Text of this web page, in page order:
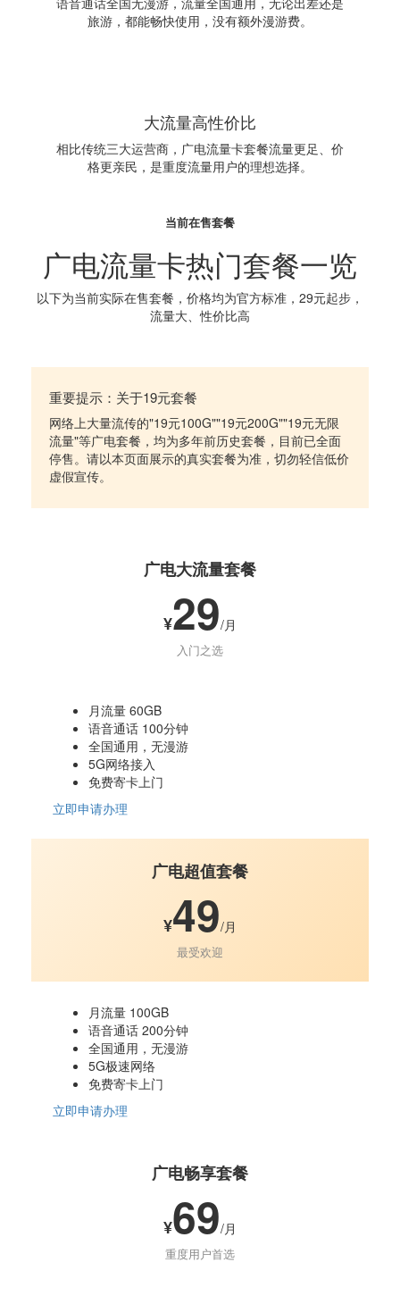
旅游，都能畅快使用，没有额外漫游费。
大流量高性价比
相比传统三大运营商，广电流量卡套餐流量更足、价
格更亲民，是重度流量用户的理想选择。
当前在售套餐
广电流量卡热门套餐一览
以下为当前实际在售套餐，价格均为官方标准，29元起步，
流量大、性价比高
重要提示：关于19元套餐
网络上大量流传的"19元100G""19元200G""19元无限
流量"等广电套餐，均为多年前历史套餐，目前已全面
停售。请以本页面展示的真实套餐为准，切勿轻信低价
虚假宣传。
广电大流量套餐
¥29/月
入门之选
月流量 60GB
语音通话 100分钟
全国通用，无漫游
5G网络接入
免费寄卡上门
立即申请办理
广电超值套餐
¥49/月
最受欢迎
月流量 100GB
语音通话 200分钟
全国通用，无漫游
5G极速网络
免费寄卡上门
立即申请办理
广电畅享套餐
¥69/月
重度用户首选